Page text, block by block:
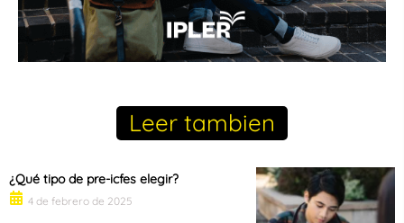
Leer tambien
¿Qué tipo de pre-icfes elegir?
4 de febrero de 2025